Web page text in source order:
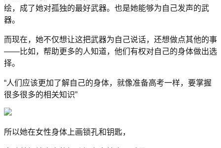
绘，成了她对孤独的最好武器。也是她能够为自己发声的武
器。
而现在，她不仅想让这把武器为自己说话，还想做点其他的事
——比如，帮助更多的人知道，他们有权对自己的身体做出选
择。
“人们应该更加了解自己的身体，就像准备高考一样，要掌握
很多很多的相关知识”
所以她在女性身体上画锁孔和钥匙，